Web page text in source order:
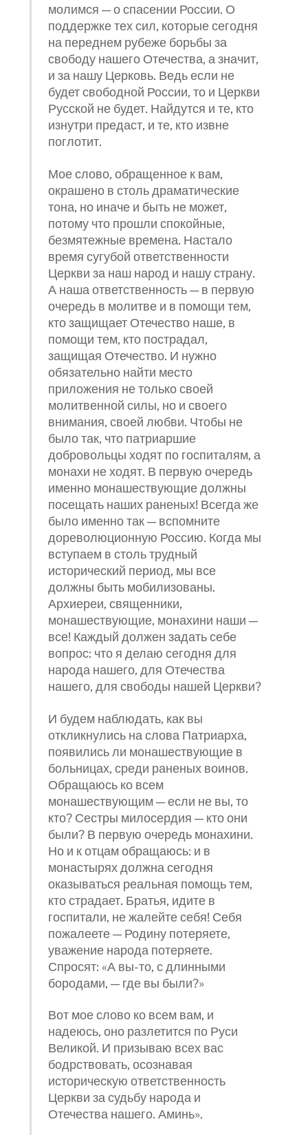
молимся — о спасении России. О
поддержке тех сил, которые сегодня
на переднем рубеже борьбы за
свободу нашего Отечества, а значит,
и за нашу Церковь. Ведь если не
будет свободной России, то и Церкви
Русской не будет. Найдутся и те, кто
изнутри предаст, и те, кто извне
поглотит.
Мое слово, обращенное к вам,
окрашено в столь драматические
тона, но иначе и быть не может,
потому что прошли спокойные,
безмятежные времена. Настало
время сугубой ответственности
Церкви за наш народ и нашу страну.
А наша ответственность — в первую
очередь в молитве и в помощи тем,
кто защищает Отечество наше, в
помощи тем, кто пострадал,
защищая Отечество. И нужно
обязательно найти место
приложения не только своей
молитвенной силы, но и своего
внимания, своей любви. Чтобы не
было так, что патриаршие
добровольцы ходят по госпиталям, а
монахи не ходят. В первую очередь
именно монашествующие должны
посещать наших раненых! Всегда же
было именно так — вспомните
дореволюционную Россию. Когда мы
вступаем в столь трудный
исторический период, мы все
должны быть мобилизованы.
Архиереи, священники,
монашествующие, монахини наши —
все! Каждый должен задать себе
вопрос: что я делаю сегодня для
народа нашего, для Отечества
нашего, для свободы нашей Церкви?
И будем наблюдать, как вы
откликнулись на слова Патриарха,
появились ли монашествующие в
больницах, среди раненых воинов.
Обращаюсь ко всем
монашествующим — если не вы, то
кто? Сестры милосердия — кто они
были? В первую очередь монахини.
Но и к отцам обращаюсь: и в
монастырях должна сегодня
оказываться реальная помощь тем,
кто страдает. Братья, идите в
госпитали, не жалейте себя! Себя
пожалеете — Родину потеряете,
уважение народа потеряете.
Спросят: «А вы-то, с длинными
бородами, — где вы были?»
Вот мое слово ко всем вам, и
надеюсь, оно разлетится по Руси
Великой. И призываю всех вас
бодрствовать, осознавая
историческую ответственность
Церкви за судьбу народа и
Отечества нашего. Аминь».